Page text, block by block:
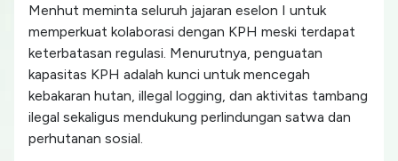
Menhut meminta seluruh jajaran eselon I untuk
memperkuat kolaborasi dengan KPH meski terdapat
keterbatasan regulasi. Menurutnya, penguatan
kapasitas KPH adalah kunci untuk mencegah
kebakaran hutan, illegal logging, dan aktivitas tambang
ilegal sekaligus mendukung perlindungan satwa dan
perhutanan sosial.